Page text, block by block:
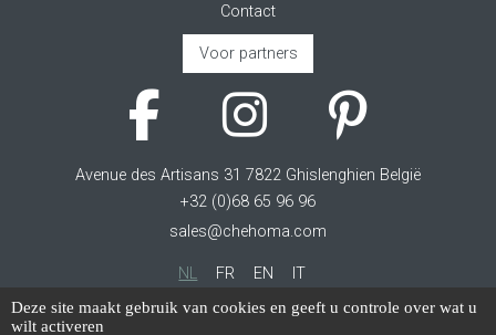
Contact
Voor partners
Avenue des Artisans 31 7822 Ghislenghien België
+32 (0)68 65 96 96
sales@chehoma.com
NL FR EN IT
Cookie management
Deze site maakt gebruik van cookies en geeft u controle over wat u
wilt activeren